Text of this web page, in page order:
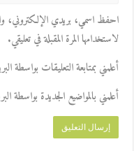
احفظ اسمي، بريدي الإلكتروني،
لاستخدامها المرة المقبلة في تعليقي.
أعلمني بمتابعة التعليقات بواسطة
أعلمني بالمواضيع الجديدة بواسطة